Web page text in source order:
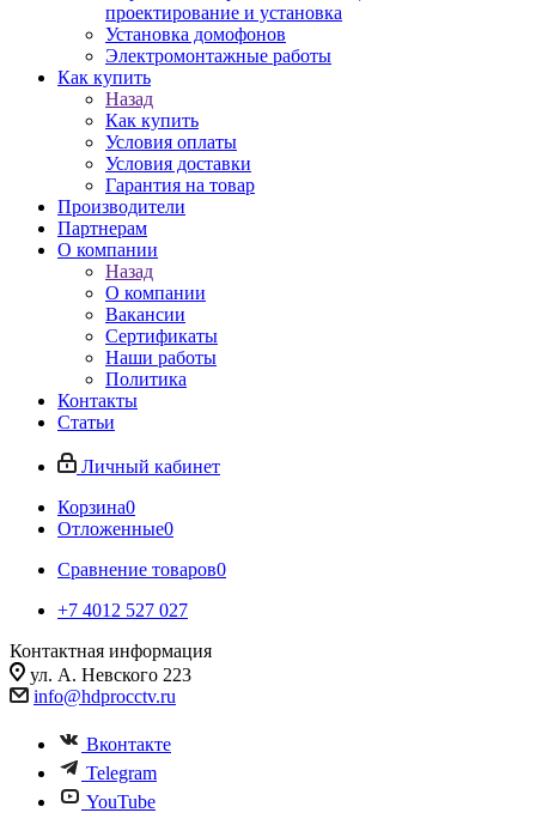
проектирование и установка
Установка домофонов
Электромонтажные работы
Как купить
Назад
Как купить
Условия оплаты
Условия доставки
Гарантия на товар
Производители
Партнерам
О компании
Назад
О компании
Вакансии
Сертификаты
Наши работы
Политика
Контакты
Статьи
Личный кабинет
Корзина0
Отложенные0
Сравнение товаров0
+7 4012 527 027
Контактная информация
ул. А. Невского 223
info@hdprocctv.ru
Вконтакте
Telegram
YouTube